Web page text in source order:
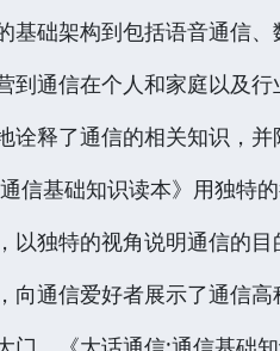
基础架构到包括语音通信
到通信在个人和家庭以及
诠释了通信的相关知识，
信基础知识读本》用独特
以独特的视角说明通信的
向通信爱好者展示了通信